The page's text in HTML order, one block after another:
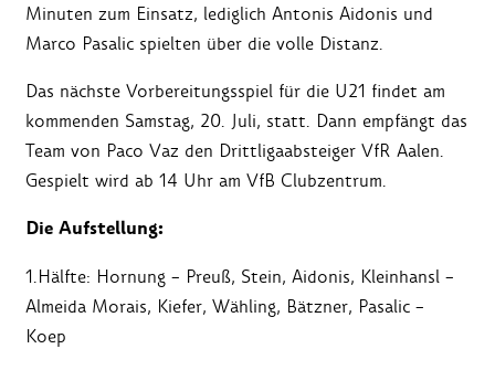
Minuten zum Einsatz, lediglich Antonis Aidonis und
Marco Pasalic spielten über die volle Distanz.
Das nächste Vorbereitungsspiel für die U21 findet am
kommenden Samstag, 20. Juli, statt. Dann empfängt das
Team von Paco Vaz den Drittligaabsteiger VfR Aalen.
Gespielt wird ab 14 Uhr am VfB Clubzentrum.
Die Aufstellung:
1.Hälfte: Hornung – Preuß, Stein, Aidonis, Kleinhansl –
Almeida Morais, Kiefer, Wähling, Bätzner, Pasalic –
Koep